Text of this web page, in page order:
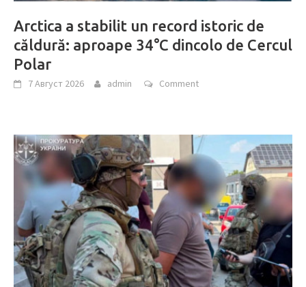
Arctica a stabilit un record istoric de
căldură: aproape 34°C dincolo de Cercul
Polar
7 Август 2026 admin Comment